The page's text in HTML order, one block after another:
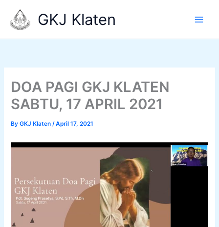
content
GKJ Klaten
DOA PAGI GKJ KLATEN
SABTU, 17 APRIL 2021
ByGKJ Klaten/April 17, 2021